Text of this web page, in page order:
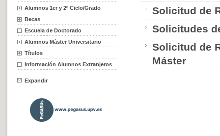
Alumnos 1er y 2º Ciclo/Grado
Becas
Escuela de Doctorado
Alumnos Máster Universitario
Títulos
Información Alumnos Extranjeros
Expandir
Solicitud de
Solicitudes
Solicitud de
Máster